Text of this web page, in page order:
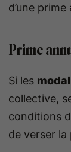
d’une
Prime
Si les
collective,
conditions
de verser